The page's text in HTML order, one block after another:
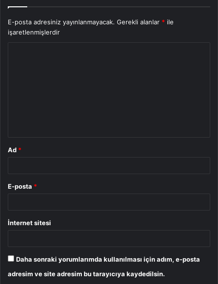
E-posta adresiniz yayınlanmayacak. Gerekli alanlar * ile
işaretlenmişlerdir
Ad *
E-posta *
İnternet sitesi
Daha sonraki yorumlarımda kullanılması için adım, e-posta
adresim ve site adresim bu tarayıcıya kaydedilsin.